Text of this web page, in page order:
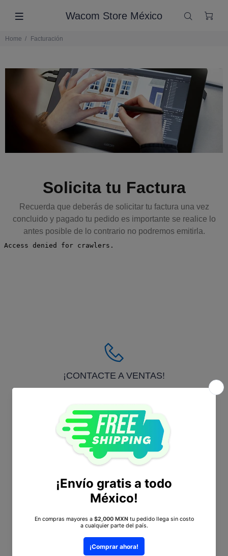
Wacom Store México
Home Facturación
Solicita tu Factura
Recuerda que deberás de solicitar tu factura una vez
concluido y pagado tu pedido es importante se realice lo
antes posible de lo contrario no podremos emitirla.
¡CONTACTE A VENTAS!
¡ESCRÍBANOS!
wacom@cmax.com.mx
HORARIO
Lunes a Viernes
De 9:00 am a 6:00 pm